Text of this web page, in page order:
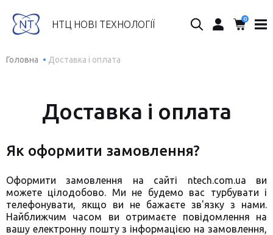
НТЦ НОВІ ТЕХНОЛОГІЇ
Пошук... 0
Головна Доставка і оплата
Доставка і оплата
Як оформити замовлення?
Оформити замовлення на сайті ntech.com.ua ви
можете цілодобово. Ми не будемо вас турбувати і
телефонувати, якщо ви не бажаєте зв'язку з нами.
Найближчим часом ви отримаєте повідомлення на
вашу електронну пошту з інформацією на замовлення,